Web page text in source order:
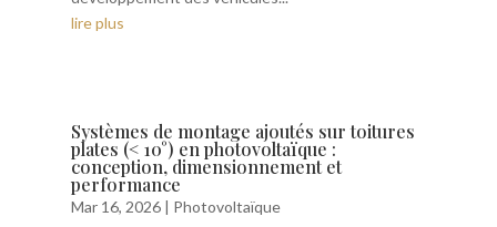
lire plus
Systèmes de montage ajoutés sur toitures
plates (< 10°) en photovoltaïque :
conception, dimensionnement et
performance
Mar 16, 2026| Photovoltaïque